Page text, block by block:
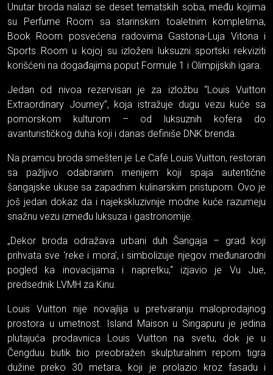
Unutar broda nalazi se deset tematskih soba, među kojima
su Perfume Room sa starinskim toaletnim kompletima,
Book Room posvećena radovima Gastona-Luja Vitona i
Sports Room u kojoj su izloženi luksuzni sportski rekviziti
korišćeni na događajima poput Formule 1 i Olimpijskih igara.
Jedan od nivoa rezervisan je za izložbu “Louis Vuitton
Extraordinary Journey”, koja istražuje dugu vezu kuće sa
pomorskom kulturom – od luksuznih kofera do
avanturističkog duha koji i danas definiše DNK brenda.
Na pramcu broda smešten je Le Café Louis Vuitton, restoran
sa pažljivo odabranim menijem koji spaja autentične
šangajske ukuse sa zapadnim kulinarskim pristupom. Ovo je
još jedan dokaz da i najekskluzivnije modne kuće razumeju
snažnu vezu između luksuza i gastronomije.
„Dekor broda odražava urbani duh Šangaja – grad koji
prihvata sve ‘reke i mora’, i simbolizuje njegov međunarodni
pogled ka inovacijama i napretku,“ izjavio je Vu Jue,
predsednik LVMH za Kinu.
Louis Vuitton nije novajlija u pretvaranju maloprodajnog
prostora u umetnost. Island Maison u Singapuru je jedina
plutajuća prodavnica Louis Vuitton na svetu, dok je u
Čengduu butik bio preobražen skulpturalnim repom tigra
dužine preko 30 metara, koji je prolazio kroz fasadu i